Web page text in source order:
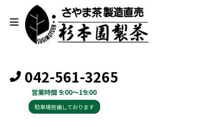
042-561-3265
営業時間 9:00～19:00
駐車場完備しております